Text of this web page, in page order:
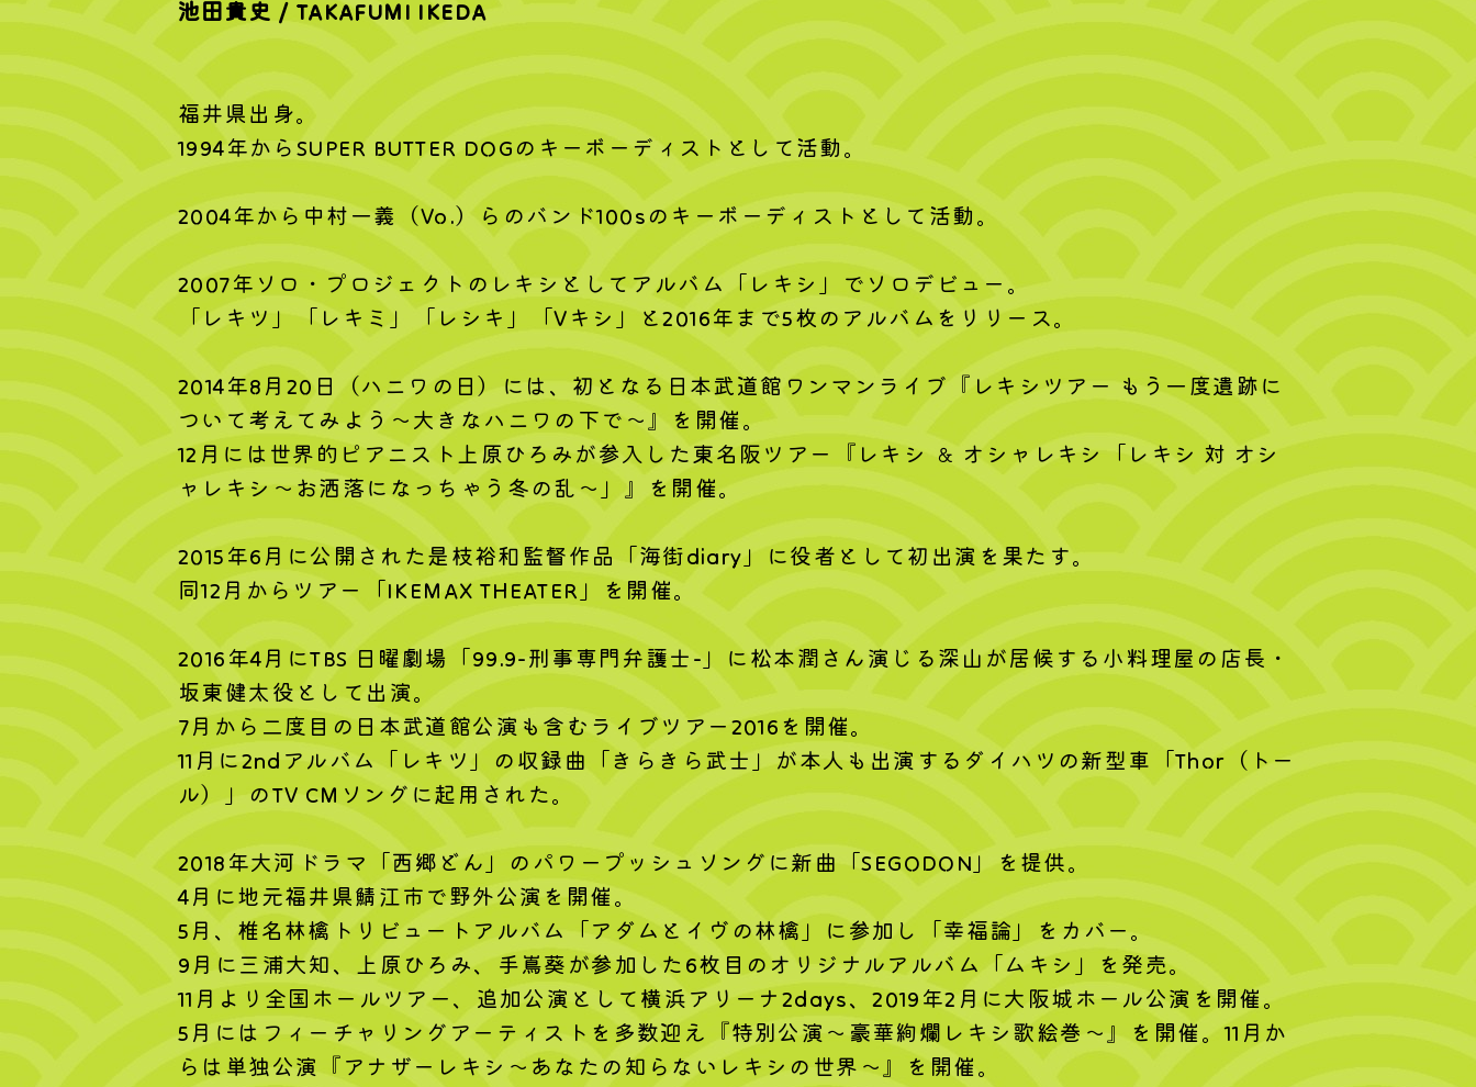
池田貴史 / TAKAFUMI IKEDA
福井県出身。
1994年からSUPER BUTTER DOGのキーボーディストとして活動。
2004年から中村一義（Vo.）らのバンド100sのキーボーディストとして活動。
2007年ソロ・プロジェクトのレキシとしてアルバム「レキシ」でソロデビュー。
「レキツ」「レキミ」「レシキ」「Vキシ」と2016年まで5枚のアルバムをリリース。
2014年8月20日（ハニワの日）には、初となる日本武道館ワンマンライブ『レキシツアー もう一度遺跡に
ついて考えてみよう～大きなハニワの下で～』を開催。
12月には世界的ピアニスト上原ひろみが参入した東名阪ツアー『レキシ ＆ オシャレキシ「レキシ 対 オシ
ャレキシ～お洒落になっちゃう冬の乱～」』を開催。
2015年6月に公開された是枝裕和監督作品「海街diary」に役者として初出演を果たす。
同12月からツアー「IKEMAX THEATER」を開催。
2016年4月にTBS 日曜劇場「99.9-刑事専門弁護士-」に松本潤さん演じる深山が居候する小料理屋の店長・
坂東健太役として出演。
7月から二度目の日本武道館公演も含むライブツアー2016を開催。
11月に2ndアルバム「レキツ」の収録曲「きらきら武士」が本人も出演するダイハツの新型車「Thor（トー
ル）」のTV CMソングに起用された。
2018年大河ドラマ「西郷どん」のパワープッシュソングに新曲「SEGODON」を提供。
4月に地元福井県鯖江市で野外公演を開催。
5月、椎名林檎トリビュートアルバム「アダムとイヴの林檎」に参加し「幸福論」をカバー。
9月に三浦大知、上原ひろみ、手嶌葵が参加した6枚目のオリジナルアルバム「ムキシ」を発売。
11月より全国ホールツアー、追加公演として横浜アリーナ2days、2019年2月に大阪城ホール公演を開催。
5月にはフィーチャリングアーティストを多数迎え『特別公演～豪華絢爛レキシ歌絵巻～』を開催。11月か
らは単独公演『アナザーレキシ～あなたの知らないレキシの世界～』を開催。